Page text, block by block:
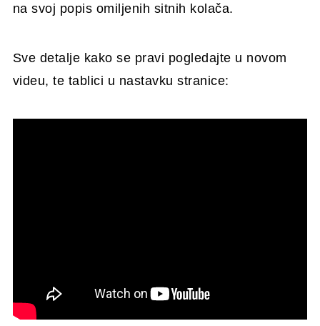
na svoj popis omiljenih sitnih kolača.
Sve detalje kako se pravi pogledajte u novom
videu, te tablici u nastavku stranice: